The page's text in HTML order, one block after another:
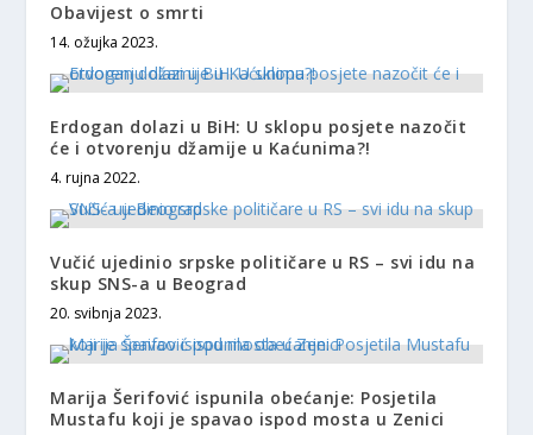
Obavijest o smrti
14. ožujka 2023.
Erdogan dolazi u BiH: U sklopu posjete nazočit
će i otvorenju džamije u Kaćunima?!
4. rujna 2022.
Vučić ujedinio srpske političare u RS – svi idu na
skup SNS-a u Beograd
20. svibnja 2023.
Marija Šerifović ispunila obećanje: Posjetila
Mustafu koji je spavao ispod mosta u Zenici